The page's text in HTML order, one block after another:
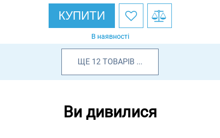
КУПИТИ
В наявності
ЩЕ 12 ТОВАРІВ ...
Ви дивилися